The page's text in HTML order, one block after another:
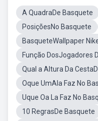
A QuadraDe Basquete
PosiçõesNo Basquete
BasqueteWallpaper
Função DosJogadores
Qual a Altura Da
Oque UmAla Faz No
Uque Oa La Faz No
10 RegrasDe Basquete